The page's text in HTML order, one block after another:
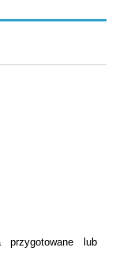
lub